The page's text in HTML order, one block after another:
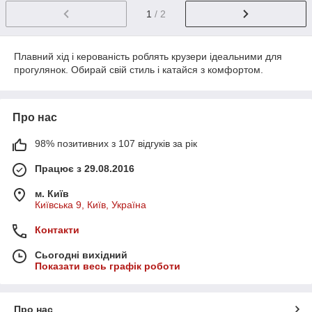
1 / 2
Плавний хід і керованість роблять крузери ідеальними для
прогулянок. Обирай свій стиль і катайся з комфортом.
Про нас
98% позитивних з 107 відгуків за рік
Працює з 29.08.2016
м. Київ
Київська 9, Київ, Україна
Контакти
Сьогодні вихідний
Показати весь графік роботи
Про нас